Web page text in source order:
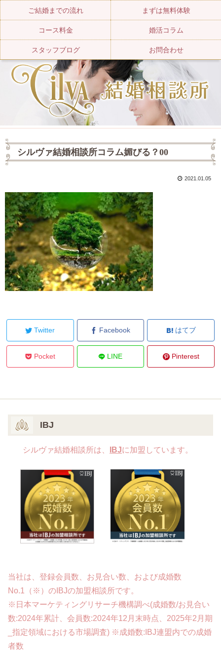
ご結婚までの流れ まずは無料体験
コース料金 婚活コラム
スタッフブログ お問合わせ
シルヴァ結婚相談所コラム媚びる？00
2021.01.05
Twitter Facebook はてブ
Pocket LINE Pinterest
IBJ
シルヴァ結婚相談所は、 IBJに加盟しています。
当社は、登録会員数、お見合い数、および成婚数
No.1（※）のIBJの加盟相談所です。
※日本マーケティングリサーチ機構調べ(成婚数/お見合い
数:2024年累計、会員数:2024年12月末時点、2025年2月期
_指定領域における市場調査) ※成婚数:IBJ連盟内での成婚
者数